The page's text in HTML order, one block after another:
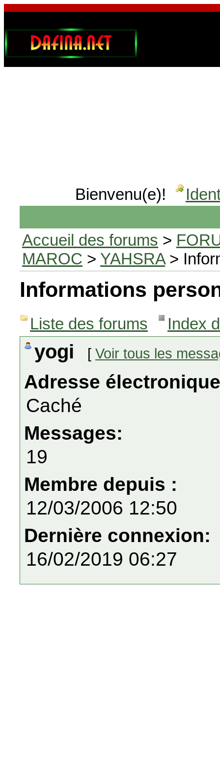
Bienvenu(e)!
Accueil des forums >
MAROC > YAHSRA>
Informations
Liste des forums Index
yogi [ Voir tous les
Adresse
Caché
Messages:
19
Membre depuis :
12/03/2006 12:50
Dernière connexion:
16/02/2019 06:27